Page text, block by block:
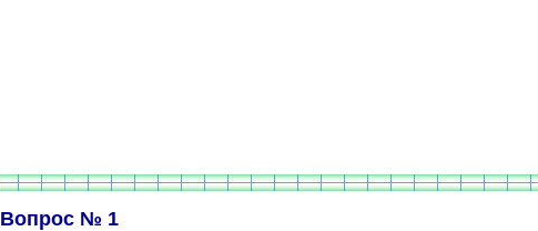
Вопрос № 1